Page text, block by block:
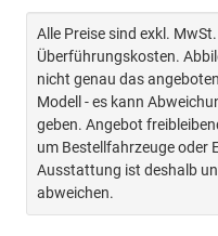
Alle Preise sind exkl.
Überführungskosten.
nicht genau das
Modell - es kann
geben. Angebot
um Bestellfahrzeuge oder
Ausstattung ist deshalb
abweichen.